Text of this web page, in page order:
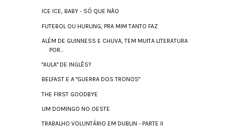
ICE ICE, BABY - SÓ QUE NÃO
FUTEBOL OU HURLING, PRA MIM TANTO FAZ
ALÉM DE GUINNESS E CHUVA, TEM MUITA LITERATURA
POR...
"AULA" DE INGLÊS?
BELFAST E A "GUERRA DOS TRONOS"
THE FIRST GOODBYE
UM DOMINGO NO OESTE
TRABALHO VOLUNTÁRIO EM DUBLIN - PARTE II